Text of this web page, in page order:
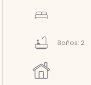
Baños: 2